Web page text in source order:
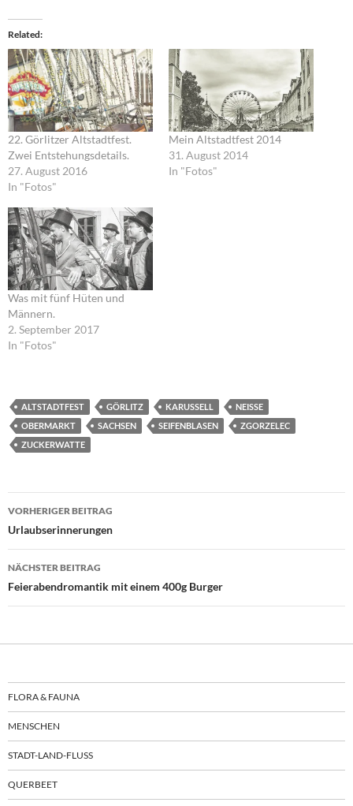
Related
22. Görlitzer Altstadtfest.
Zwei Entstehungsdetails.
27. August 2016
In "Fotos"
Mein Altstadtfest 2014
31. August 2014
In "Fotos"
Was mit fünf Hüten und
Männern.
2. September 2017
In "Fotos"
ALTSTADTFEST GÖRLITZ KARUSSELL
NEISSE
OBERMARKT
SACHSEN SEIFENBLASEN
ZGORZELEC
ZUCKERWATTE
Beitragsnavigation
VORHERIGER BEITRAG
Urlaubserinnerungen
NÄCHSTER BEITRAG
Feierabendromantik mit einem 400g Burger
FLORA & FAUNA
MENSCHEN
STADT-LAND-FLUSS
QUERBEET